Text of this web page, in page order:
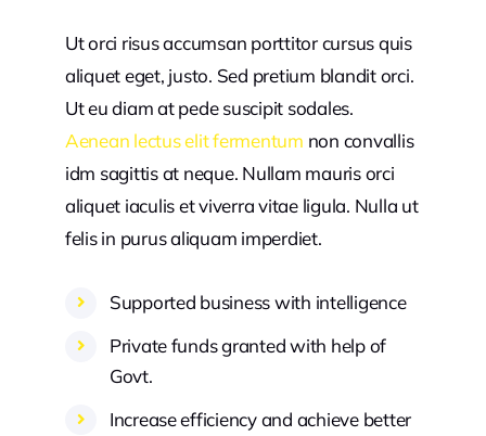
Ut orci risus accumsan porttitor cursus quis
aliquet eget, justo. Sed pretium blandit orci.
Ut eu diam at pede suscipit sodales.
Aenean lectus elit fermentum non convallis
idm sagittis at neque. Nullam mauris orci
aliquet iaculis et viverra vitae ligula. Nulla ut
felis in purus aliquam imperdiet.
Supported business with intelligence
Private funds granted with help of
Govt.
Increase efficiency and achieve better